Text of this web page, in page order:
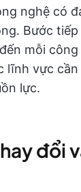
nghệ có
Bước
mỗi
lĩnh vực
lực.
đổi